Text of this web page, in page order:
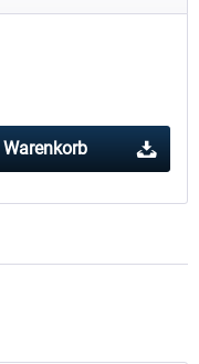
Warenkorb